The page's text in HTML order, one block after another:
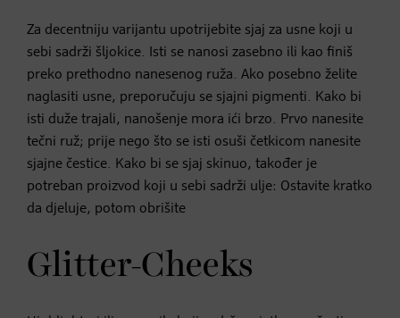
Za decentniju varijantu upotrijebite sjaj za usne koji u
sebi sadrži šljokice. Isti se nanosi zasebno ili kao finiš
preko prethodno nanesenog ruža. Ako posebno želite
naglasiti usne, preporučuju se sjajni pigmenti. Kako bi
isti duže trajali, nanošenje mora ići brzo. Prvo nanesite
tečni ruž; prije nego što se isti osuši četkicom nanesite
sjajne čestice. Kako bi se sjaj skinuo, također je
potreban proizvod koji u sebi sadrži ulje: Ostavite kratko
da djeluje, potom obrišite
Glitter-Cheeks